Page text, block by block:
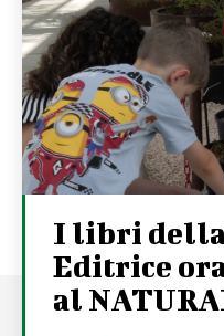
I libri della
Editrice
al